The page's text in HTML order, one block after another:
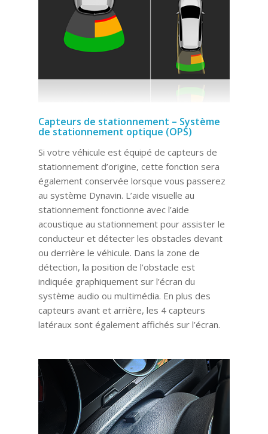
Capteurs de stationnement – Système
de stationnement optique (OPS)
Si votre véhicule est équipé de capteurs de
stationnement d’origine, cette fonction sera
également conservée lorsque vous passerez
au système Dynavin. L’aide visuelle au
stationnement fonctionne avec l’aide
acoustique au stationnement pour assister le
conducteur et détecter les obstacles devant
ou derrière le véhicule. Dans la zone de
détection, la position de l’obstacle est
indiquée graphiquement sur l’écran du
système audio ou multimédia. En plus des
capteurs avant et arrière, les 4 capteurs
latéraux sont également affichés sur l’écran.